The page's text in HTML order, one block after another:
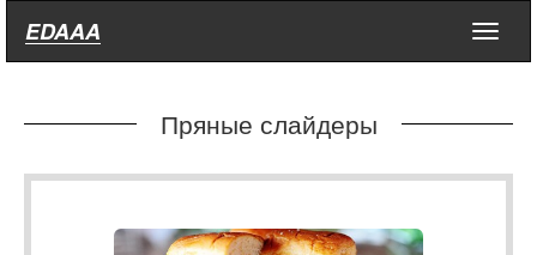
EDAAA Меню
Пряные слайдеры